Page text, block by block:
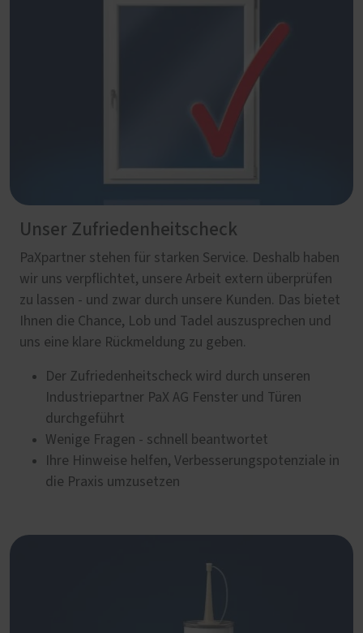
Unser Zufriedenheitscheck
PaXpartner stehen für starken Service. Deshalb haben
wir uns verpflichtet, unsere Arbeit extern überprüfen
zu lassen - und zwar durch unsere Kunden. Das bietet
Ihnen die Chance, Lob und Tadel auszusprechen und
uns eine klare Rückmeldung zu geben.
Der Zufriedenheitscheck wird durch unseren
Industriepartner PaX AG Fenster und Türen
durchgeführt
Wenige Fragen - schnell beantwortet
Ihre Hinweise helfen, Verbesserungspotenziale in
die Praxis umzusetzen